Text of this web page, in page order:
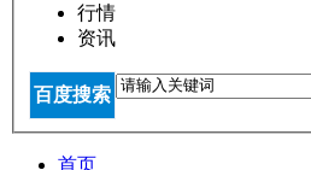
行情
资讯
百度搜索
首页